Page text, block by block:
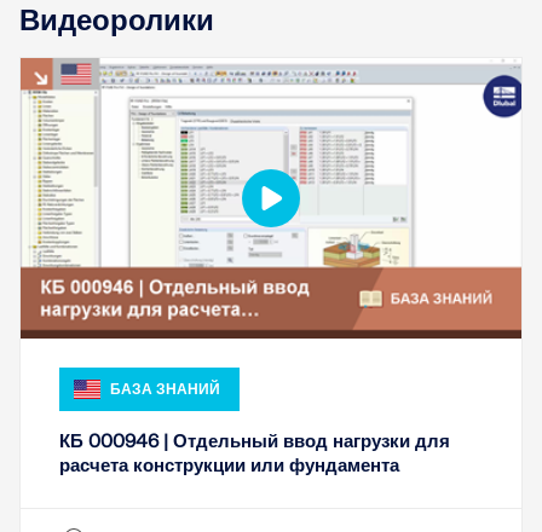
Видеоролики
БАЗА ЗНАНИЙ
КБ 000946 | Отдельный ввод нагрузки для
расчета конструкции или фундамента